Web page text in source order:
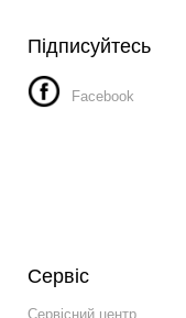
Підписуйтесь
Facebook
Сервіс
Сервісний центр